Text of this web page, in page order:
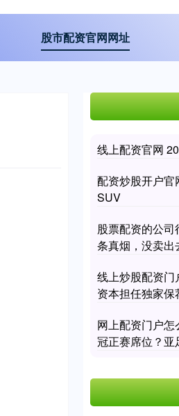
股市配资官网网址
线上配资官网
配资炒股开户官
SUV
股票配资的公
条真烟，没卖
线上炒股配资
资本担任独家保
网上配资门户
冠正赛席位？亚